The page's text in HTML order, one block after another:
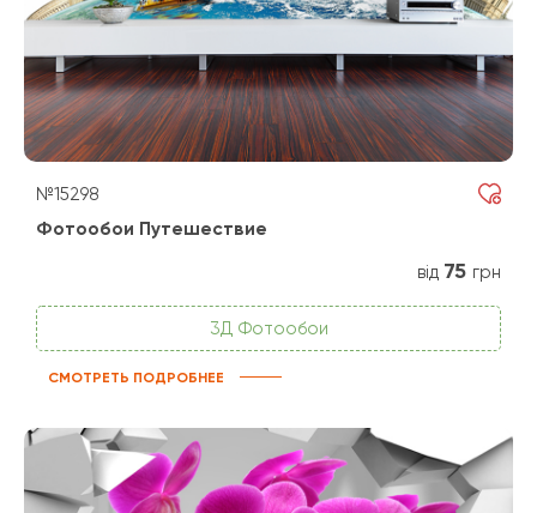
№15298
Фотообои Путешествие
від 75 грн
3Д Фотообои
СМОТРЕТЬ ПОДРОБНЕЕ